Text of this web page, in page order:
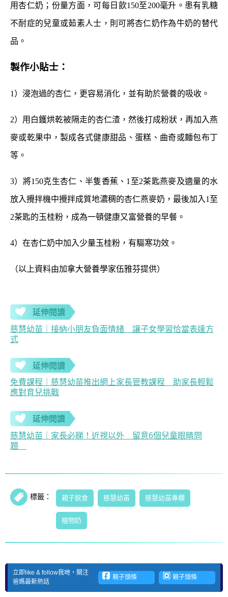
用杏仁奶；份量方面，可每日飲150至200毫升。患有乳糖
不耐症的兒童或茹素人士，則可將杏仁奶作為牛奶的替代
品。
製作小貼士：
1）浸泡過的杏仁，更容易消化，並有助於營養的吸收。
2）用白鑊烘乾被隔走的杏仁渣，然後打成粉狀，再加入燕
麥或乾果中，製成各式健康甜品、蛋糕、曲奇或麵包布丁
等。
3）將150克生杏仁、半隻香蕉、1至2茶匙燕麥及適量的水
放入攪拌機中攪拌成質地濃稠的杏仁燕麥奶，最後加入1至
2茶匙的玉桂粉，成為一頓健康又富營養的早餐。
4）在杏仁奶中加入少量玉桂粉，有驅寒功效。
（以上資料由加拿大營養學家伍雅芬提供）
延伸閱讀
慈慧幼苗｜接納小朋友負面情緒 讓子女學習恰當表達方
式
延伸閱讀
免費課程｜慈慧幼苗推出網上家長管教課程 助家長輕鬆
應對育兒挑戰
延伸閱讀
慈慧幼苗｜家長必睇！近視以外 留意6個兒童眼睛問
題
標籤： 親子飲食 慈慧幼苗 慈慧幼苗專欄
植物奶
立即like & follow我哋，關注
爸媽最新熱話
親子頭條 親子頭條